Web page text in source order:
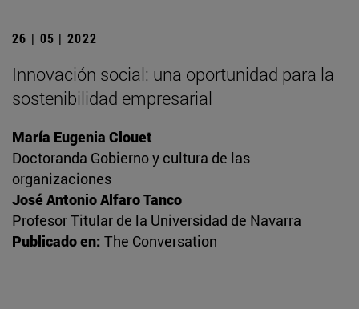
26 | 05 | 2022
Innovación social: una oportunidad para la
sostenibilidad empresarial
María Eugenia Clouet
Doctoranda Gobierno y cultura de las
organizaciones
José Antonio Alfaro Tanco
Profesor Titular de la Universidad de Navarra
Publicado en: The Conversation